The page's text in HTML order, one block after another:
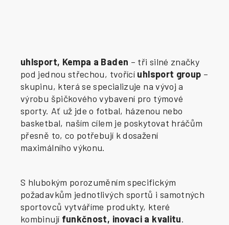
uhlsport, Kempa a Baden – tři silné značky
pod jednou střechou, tvořící uhlsport group –
skupinu, která se specializuje na vývoj a
výrobu špičkového vybavení pro týmové
sporty. Ať už jde o fotbal, házenou nebo
basketbal, naším cílem je poskytovat hráčům
přesně to, co potřebují k dosažení
maximálního výkonu.
S hlubokým porozuměním specifickým
požadavkům jednotlivých sportů i samotných
sportovců vytváříme produkty, které
kombinují funkčnost, inovaci a kvalitu.